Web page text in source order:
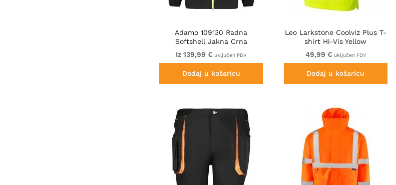
Adamo 109130 Radna
Softshell Jakna Crna
Iz 139,99 € uključen PDV
Dodaj u košaricu
Leo Larkstone Coolviz Plus T-
shirt Hi-Vis Yellow
49,99 € uključen PDV
Dodaj u košaricu